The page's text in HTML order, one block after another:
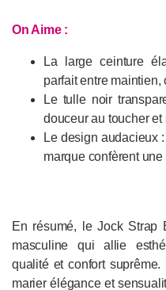
On Aime :
La large ceinture
parfait entre maintien,
Le tulle noir
douceur au toucher
Le design audacieux
marque confèrent
En résumé, le Jock
masculine qui allie
qualité et confort
marier élégance et